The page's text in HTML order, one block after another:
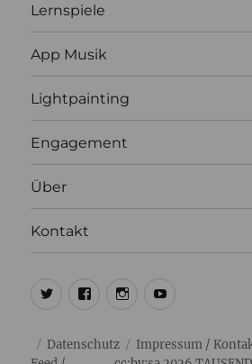
Lernspiele
App Musik
Lightpainting
Engagement
Über
Kontakt
@ulrich1000
@ulrich1000
@1000lights.de
Ulrich
Datenschutz Impressum /